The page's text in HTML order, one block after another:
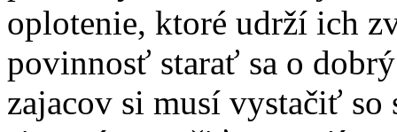
oplotenie, ktoré udrží ich
povinnosť starať sa o
zajacov si musí vystačiť